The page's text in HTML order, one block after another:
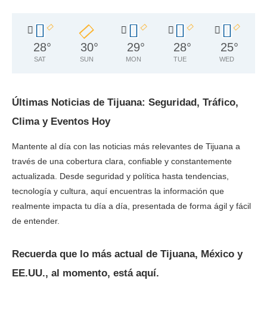
28°
SAT
30°
SUN
29°
MON
28°
TUE
25°
WED
Últimas Noticias de Tijuana: Seguridad, Tráfico,
Clima y Eventos Hoy
Mantente al día con las noticias más relevantes de Tijuana a
través de una cobertura clara, confiable y constantemente
actualizada. Desde seguridad y política hasta tendencias,
tecnología y cultura, aquí encuentras la información que
realmente impacta tu día a día, presentada de forma ágil y fácil
de entender.
Recuerda que lo más actual de Tijuana, México y
EE.UU., al momento, está aquí.